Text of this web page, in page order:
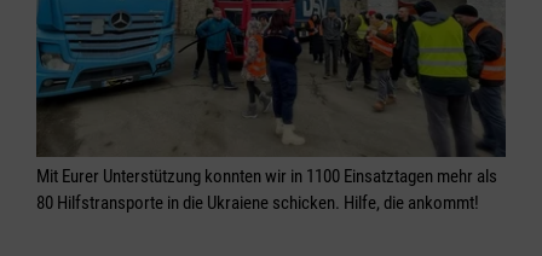
Mit Eurer Unterstützung konnten wir in 1100 Einsatztagen mehr als
80 Hilfstransporte in die Ukraiene schicken. Hilfe, die ankommt!